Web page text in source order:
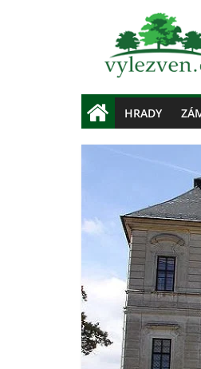
HRADY